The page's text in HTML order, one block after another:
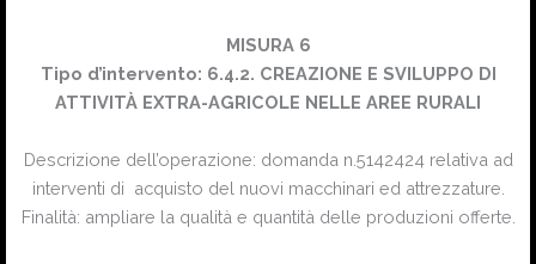
MISURA 6
Tipo d’intervento: 6.4.2. CREAZIONE E SVILUPPO DI
ATTIVITÀ EXTRA-AGRICOLE NELLE AREE RURALI
Descrizione dell’operazione: domanda n.5142424 relativa ad
interventi di acquisto del nuovi macchinari ed attrezzature.
Finalità: ampliare la qualità e quantità delle produzioni offerte.